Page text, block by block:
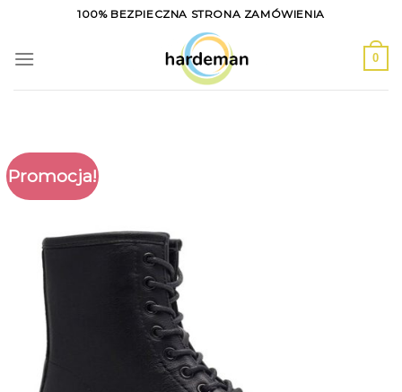
content
100% BEZPIECZNA STRONA ZAMÓWIENIA
0
Promocja!